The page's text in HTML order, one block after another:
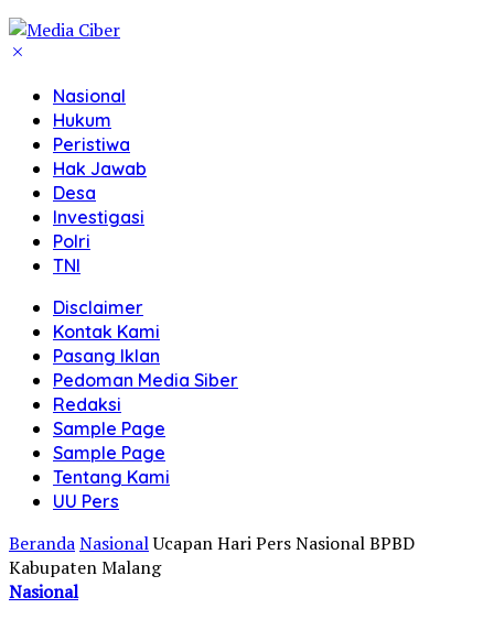
Nasional
Hukum
Peristiwa
Hak Jawab
Desa
Investigasi
Polri
TNI
Disclaimer
Kontak Kami
Pasang Iklan
Pedoman Media Siber
Redaksi
Sample Page
Sample Page
Tentang Kami
UU Pers
BerandaNasionalUcapan Hari Pers Nasional BPBD
Kabupaten Malang
Nasional